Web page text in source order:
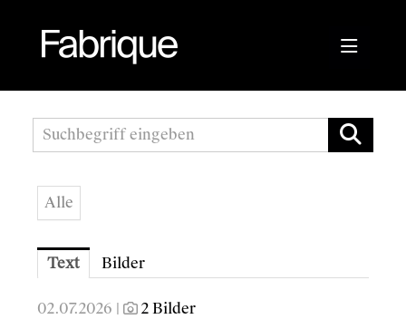
Pressemitteilungen
Fabrique Agency
Bioblo
Sunshine Mastering
Alle
Text Bilder
02.07.2026 | 2 Bilder